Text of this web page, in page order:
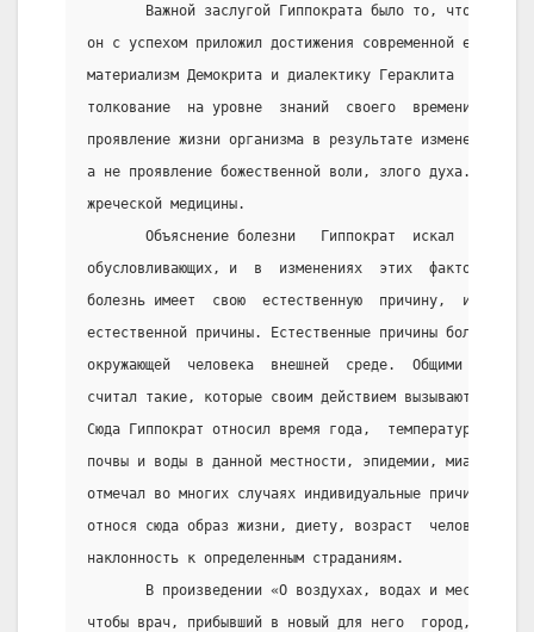
Важной заслугой Гиппократа было то, что к
он с успехом приложил достижения современной ему
материализм Демокрита и диалектику Гераклита  и  дал
толкование  на уровне  знаний  своего  времени.  Для
проявление жизни организма в результате изменения
а не проявление божественной воли, злого духа. Этим
жреческой медицины.
Объяснение болезни   Гиппократ  искал  в
обусловливающих, и  в  изменениях  этих  факторов.
болезнь имеет  свою  естественную  причину,  и
естественной причины. Естественные причины болезни
окружающей  человека  внешней  среде.  Общими
считал такие, которые своим действием вызывают
Сюда Гиппократ относил время года,  температуру
почвы и воды в данной местности, эпидемии, миазмы.
отмечал во многих случаях индивидуальные причины
относя сюда образ жизни, диету, возраст  человека,
наклонность к определенным страданиям.
В произведении «О воздухах, водах и
чтобы врач, прибывший в новый для него  город,